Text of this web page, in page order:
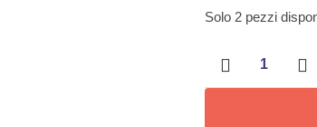
Solo 2 pezzi
Inverter
TIG